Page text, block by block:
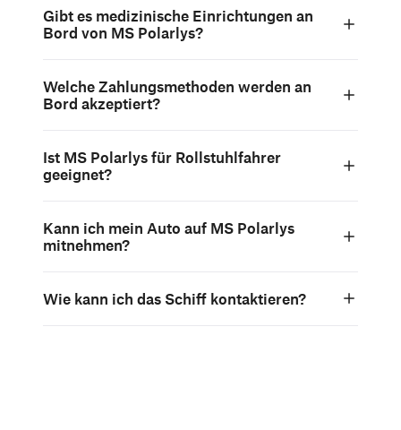
Gibt es medizinische Einrichtungen an
Bord von MS Polarlys?
Welche Zahlungsmethoden werden an
Bord akzeptiert?
Ist MS Polarlys für Rollstuhlfahrer
geeignet?
Kann ich mein Auto auf MS Polarlys
mitnehmen?
Wie kann ich das Schiff kontaktieren?